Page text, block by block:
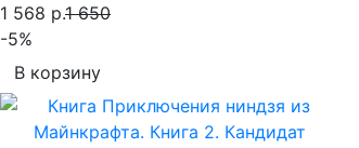
1 568 р.1 650
-5%
В корзину